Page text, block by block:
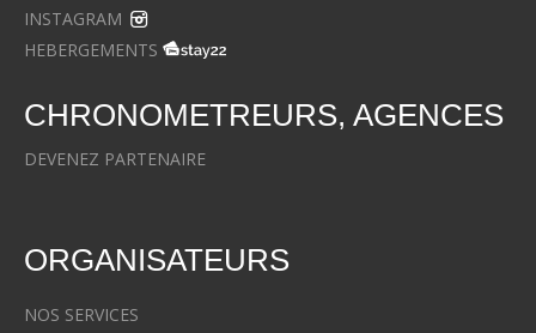
INSTAGRAM
HEBERGEMENTS
CHRONOMETREURS, AGENCES
DEVENEZ PARTENAIRE
ORGANISATEURS
NOS SERVICES